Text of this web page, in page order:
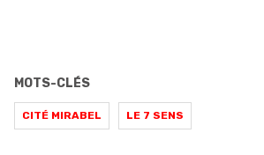
MOTS-CLÉS
CITÉ MIRABEL LE 7 SENS